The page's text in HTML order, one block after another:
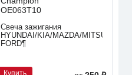
OE063T10
Свеча зажигания
HYUNDAI/KIA/MAZDA/MITSUBISHI/
FORD¶
Купить